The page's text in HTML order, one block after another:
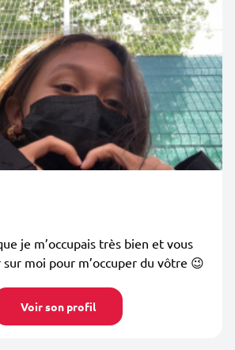
je m’occupais très bien et vous
moi pour m’occuper du vôtre 😉
Voir son profil